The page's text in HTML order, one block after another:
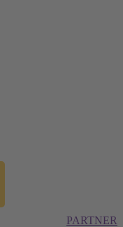
PARTNER